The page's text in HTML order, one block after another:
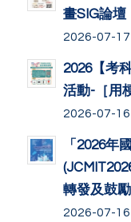
畫SIG論壇
2026-07-17
2026【考
活動-［用
2026-07-16
「2026年
轉發及鼓勵
2026-07-16